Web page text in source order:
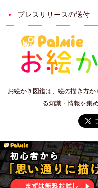
プレスリリースの送付
お絵かき図鑑は、絵の描き方
る知識・情報を集